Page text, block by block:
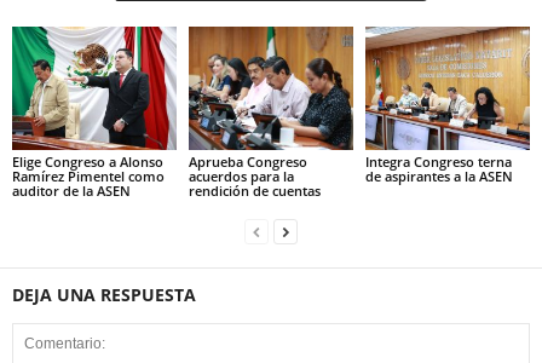
Elige Congreso a Alonso
Ramírez Pimentel como
auditor de la ASEN
Aprueba Congreso
acuerdos para la
rendición de cuentas
Integra Congreso terna
de aspirantes a la ASEN
DEJA UNA RESPUESTA